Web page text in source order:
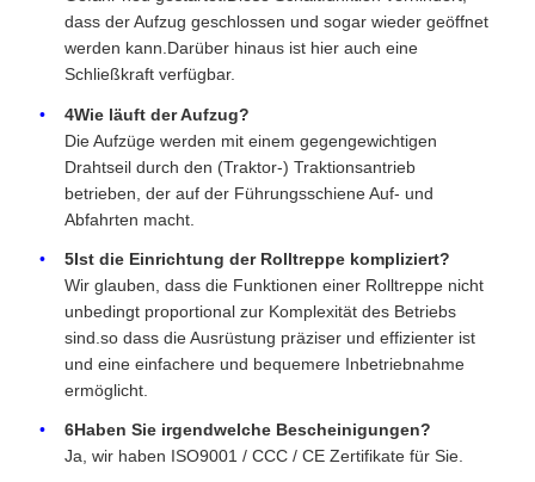
dass der Aufzug geschlossen und sogar wieder geöffnet
werden kann.Darüber hinaus ist hier auch eine
Schließkraft verfügbar.
4Wie läuft der Aufzug?
Die Aufzüge werden mit einem gegengewichtigen
Drahtseil durch den (Traktor-) Traktionsantrieb
betrieben, der auf der Führungsschiene Auf- und
Abfahrten macht.
5Ist die Einrichtung der Rolltreppe kompliziert?
Wir glauben, dass die Funktionen einer Rolltreppe nicht
unbedingt proportional zur Komplexität des Betriebs
sind.so dass die Ausrüstung präziser und effizienter ist
und eine einfachere und bequemere Inbetriebnahme
ermöglicht.
6Haben Sie irgendwelche Bescheinigungen?
Ja, wir haben ISO9001 / CCC / CE Zertifikate für Sie.